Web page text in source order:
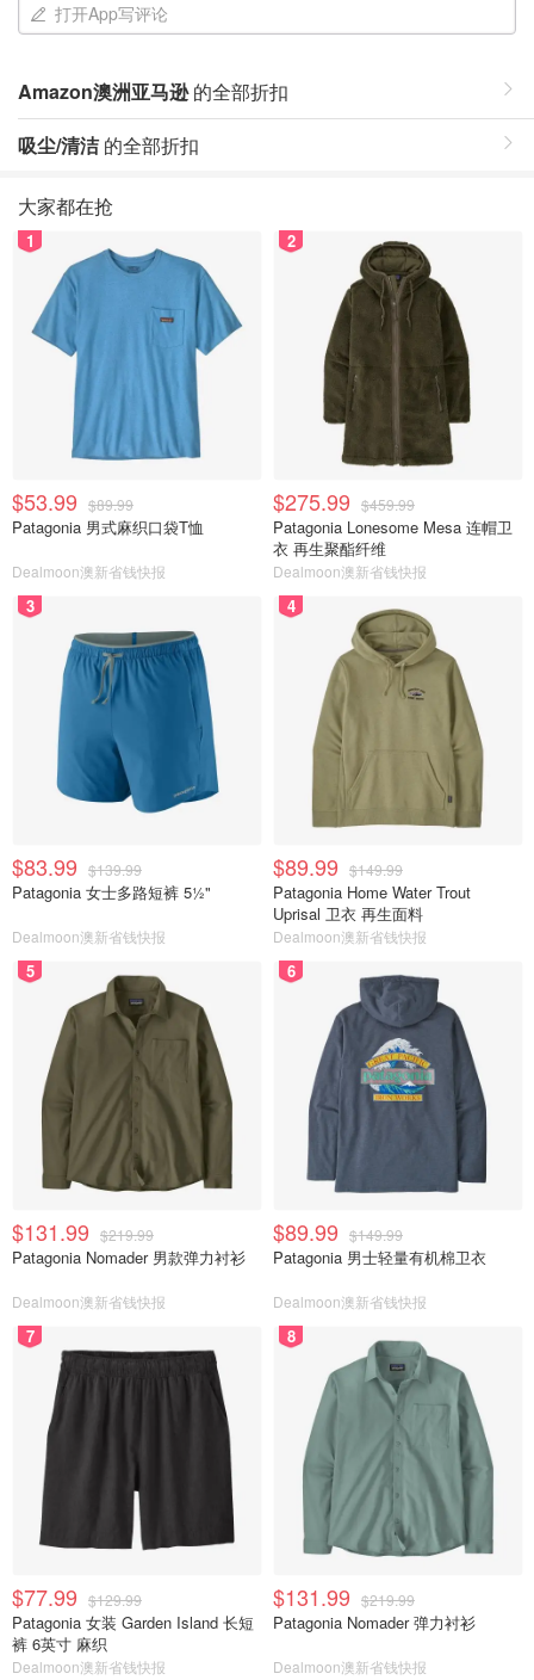
打开App写评论
Amazon澳洲亚马逊的全部折扣
吸尘/清洁的全部折扣
大家都在抢
1
$53.99 $89.99
Patagonia 男式麻织口袋T恤
Dealmoon澳新省钱快报
2
$275.99 $459.99
Patagonia Lonesome Mesa 连帽卫
衣 再生聚酯纤维
Dealmoon澳新省钱快报
3
$83.99 $139.99
Patagonia 女士多路短裤 5½"
Dealmoon澳新省钱快报
4
$89.99 $149.99
Patagonia Home Water Trout
Uprisal 卫衣 再生面料
Dealmoon澳新省钱快报
5
$131.99 $219.99
Patagonia Nomader 男款弹力衬衫
Dealmoon澳新省钱快报
6
$89.99 $149.99
Patagonia 男士轻量有机棉卫衣
Dealmoon澳新省钱快报
7
$77.99 $129.99
Patagonia 女装 Garden Island 长短
裤 6英寸 麻织
Dealmoon澳新省钱快报
8
$131.99 $219.99
Patagonia Nomader 弹力衬衫
Dealmoon澳新省钱快报